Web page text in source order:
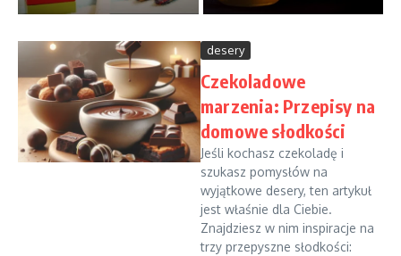
desery
Czekoladowe
marzenia: Przepisy na
domowe słodkości
Jeśli kochasz czekoladę i
szukasz pomysłów na
wyjątkowe desery, ten artykuł
jest właśnie dla Ciebie.
Znajdziesz w nim inspiracje na
trzy przepyszne słodkości: